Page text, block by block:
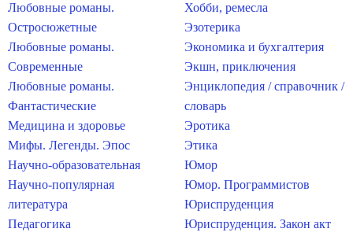
Любовные романы.
Остросюжетные
Любовные романы.
Современные
Любовные романы.
Фантастические
Медицина и здоровье
Мифы. Легенды. Эпос
Научно-образовательная
Научно-популярная
литература
Педагогика
Хобби, ремесла
Эзотерика
Экономика и бухгалтерия
Экшн, приключения
Энциклопедия / справочник /
словарь
Эротика
Этика
Юмор
Юмор. Программистов
Юриспруденция
Юриспруденция. Закон акт